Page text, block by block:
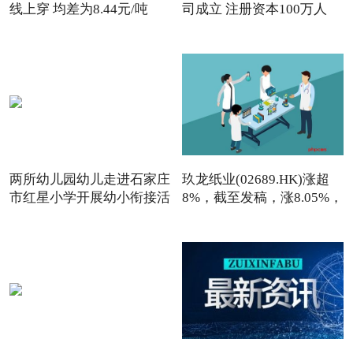
线上穿 均差为8.44元/吨
司成立 注册资本100万人
两所幼儿园幼儿走进石家庄
市红星小学开展幼小衔接活
玖龙纸业(02689.HK)涨超
8%，截至发稿，涨8.05%，